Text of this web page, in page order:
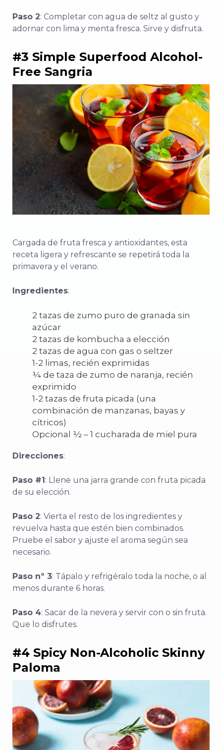
Paso 2: Completar con agua de seltz al gusto y
adornar con lima y menta fresca. Sirve y disfruta.
#3 Simple Superfood Alcohol-
Free Sangria
Cargada de fruta fresca y antioxidantes, esta
receta ligera y refrescante se repetirá toda la
primavera y el verano.
Ingredientes:
2 tazas de zumo puro de granada sin
azúcar
2 tazas de kombucha a elección
2 tazas de agua con gas o seltzer
1-2 limas, recién exprimidas
¼ de taza de zumo de naranja, recién
exprimido
1-2 tazas de fruta picada (una
combinación de manzanas, bayas y
cítricos)
Opcional ½ – 1 cucharada de miel pura
Direcciones:
Paso #1 : Llene una jarra grande con fruta picada
de su elección.
Paso 2: Vierta el resto de los ingredientes y
revuelva hasta que estén bien combinados.
Pruebe el sabor y ajuste el aroma según sea
necesario.
Paso nº 3: Tápalo y refrigéralo toda la noche, o al
menos durante 6 horas.
Paso 4: Sacar de la nevera y servir con o sin fruta.
Que lo disfrutes.
#4 Spicy Non-Alcoholic Skinny
Paloma